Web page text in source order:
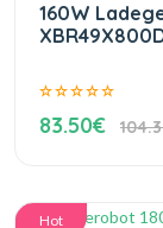
160W
83.50€
Hot